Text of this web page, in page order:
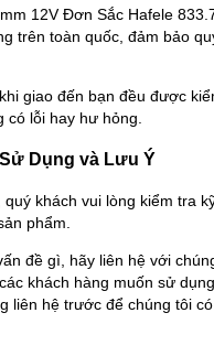
12V Đơn Sắc Hafele
trên toàn quốc, đảm bảo
giao đến bạn đều được
có lỗi hay hư hỏng.
Dụng và Lưu Ý
quý khách vui lòng kiểm tra
phẩm.
đề gì, hãy liên hệ với
khách hàng muốn sử
liên hệ trước để chúng tôi